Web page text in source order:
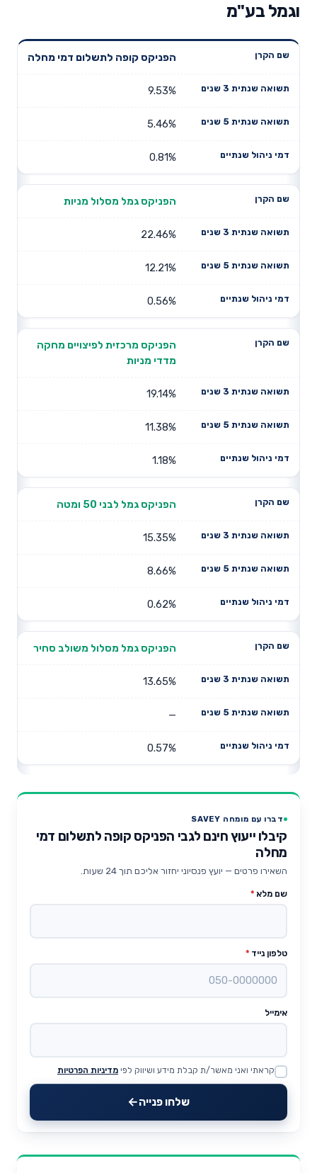
וגמל בע"מ
שנים
תשואה
דמי ניהול
הפניקס קופה לתשלום דמי מחלה
9.53%
5.46%
0.81%
הפניקס גמל מסלול מניות
22.46%
12.21%
0.56%
הפניקס מרכזית לפיצויים מחקה
מדדי מניות
19.14%
11.38%
1.18%
הפניקס גמל לבני 50 ומטה
15.35%
8.66%
0.62%
הפניקס גמל מסלול משולב סחיר
13.65%
—
0.57%
דברו עם מומחה SAVEY
קיבלו ייעוץ חינם לגבי הפניקס קופה לתשלום דמי
מחלה
השאירו פרטים — יועץ פנסיוני יחזור אליכם תוך 24 שעות.
שם מלא *
טלפון נייד *
אימייל
Website
קראתי ואני מאשר/ת קבלת מידע ושיווק לפי מדיניות הפרטיות
שלחו פנייה